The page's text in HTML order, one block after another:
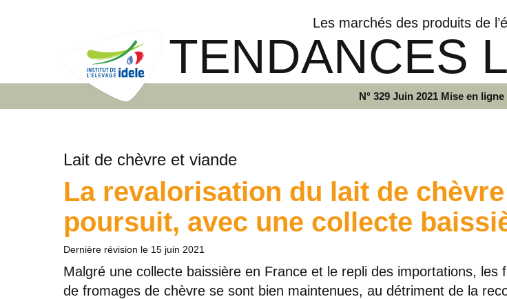
Les marchés des produits de
TENDANCES
N° 329 Juin 2021 Mise en ligne
Lait de chèvre et viande
La revalorisation du lait de
poursuit, avec une collecte
Dernière révision le 15 juin 2021
Malgré une collecte baissière en France et le repli des importations, les
de fromages de chèvre se sont bien maintenues, au détriment de la